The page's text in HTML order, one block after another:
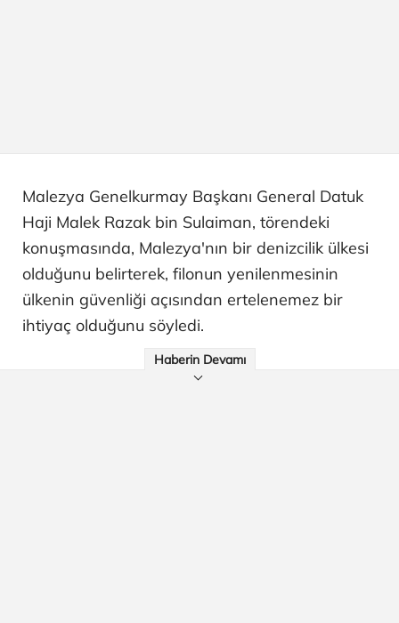
Malezya Genelkurmay Başkanı General Datuk
Haji Malek Razak bin Sulaiman, törendeki
konuşmasında, Malezya'nın bir denizcilik ülkesi
olduğunu belirterek, filonun yenilenmesinin
ülkenin güvenliği açısından ertelenemez bir
ihtiyaç olduğunu söyledi.
Haberin Devamı